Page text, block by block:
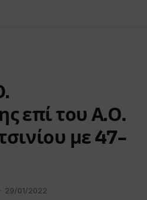
επί του Α.Ο.
με 47-
29/01/2022